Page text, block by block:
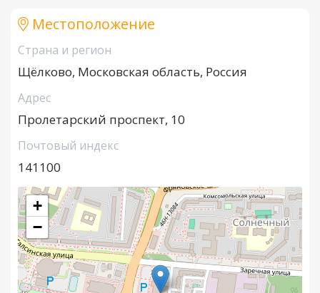
Местоположение
Страна и регион
Щёлково, Московская область, Россия
Адрес
Пролетарский проспект, 10
Почтовый индекс
141100
+
−